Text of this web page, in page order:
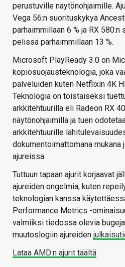
perustuville näytönohjaimille.
Vega 56:n suorituskykyä
parhaimmillaan 6 % ja RX
pelissä parhaimmillaan 13 %.
Microsoft PlayReady 3.0 on
kopiosuojausteknologia, joka
palveluiden kuten Netflixin 4K
Teknologia on toistaiseksi
arkkitehtuurilla eli Radeon RX
näytönohjaimilla ja tuen
arkkitehtuurille
dokumentoimattomana
ajureissa.
Tuttuun tapaan ajurit korjaavat
ajureiden ongelmia, kuten
teknologian kanssa
Performance Metrics -
valmiiksi tiedossa olevia
muutoslogiin ajureiden
Lataa AMD:n ajurit täältä